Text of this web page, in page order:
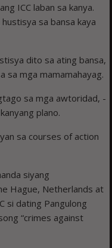
ICC laban sa kanya.
sa bansa kaya
dito sa ating bansa,
sa mga mamamahayag.
sa mga awtoridad,
plano.
sa courses of action
siyang
Hague, Netherlands at
si dating Pangulong
“crimes against